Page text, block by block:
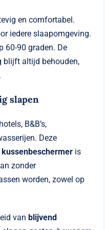
en comfortabel.
iedere slaapomgeving.
60-90 graden. De
blijft altijd behouden,
slapen
B&B’s,
Deze
is
zonder
worden, zowel op
van blijvend